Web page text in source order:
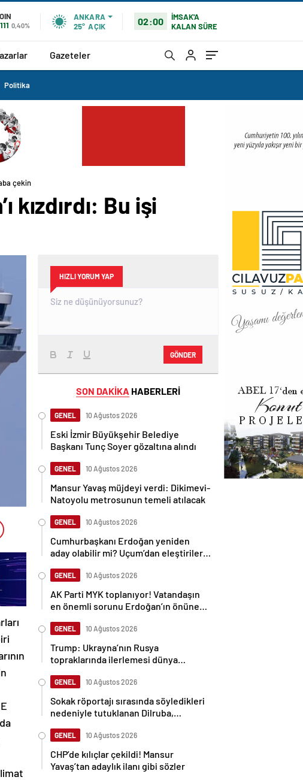
0,40%
ANKARA
25° AÇIK 02:00
İMSAK'A
KALAN SÜRE
Gazeteler
Politika
çekin
kızdırdı: Bu işi
HIZLI YORUM YAP
GÖNDER
SON DAKİKA HABERLERİ
GENEL 10 Ağustos 2026
Eski İzmir Büyükşehir Belediye
Başkanı Tunç Soyer gözaltına alındı
GENEL 10 Ağustos 2026
Mansur Yavaş müjdeyi verdi: Dikimevi-
Natoyolu metrosunun temeli atılacak
GENEL 10 Ağustos 2026
Cumhurbaşkanı Erdoğan yeniden
aday olabilir mi? Uçum’dan eleştirilere
GENEL 10 Ağustos 2026
AK Parti MYK toplanıyor! Vatandaşın
en önemli sorunu Erdoğan’ın önüne
GENEL 10 Ağustos 2026
Trump: Ukrayna’nın Rusya
topraklarında ilerlemesi dünya
GENEL 10 Ağustos 2026
Sokak röportajı sırasında söyledikleri
nedeniyle tutuklanan Dilruba,
GENEL 10 Ağustos 2026
CHP’de kılıçlar çekildi! Mansur
Yavaş’tan adaylık ilanı gibi sözler